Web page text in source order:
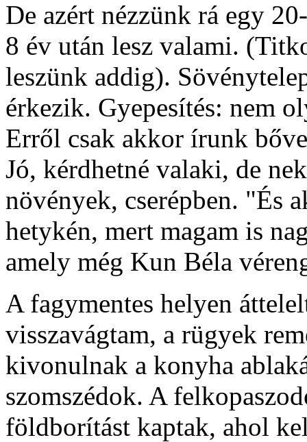
De azért nézzünk rá egy
8 év után lesz valami.
leszünk addig).
érkezik. Gyepesítés: nem
Erről csak akkor írunk
Jó, kérdhetné valaki, de
növények, cserépben. "És
hetykén, mert magam is
amely még Kun Béla
A fagymentes helyen
visszavágtam, a rügyek
kivonulnak a konyha
szomszédok. A
földborítást kaptak, ahol